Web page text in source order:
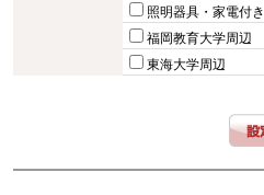
照明器具・家電付き
福岡教育大学周辺
東海大学周辺